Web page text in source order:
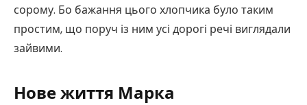
сорому. Бо бажання цього хлопчика було таким
простим, що поруч із ним усі дорогі речі виглядали
зайвими.
Нове життя Марка